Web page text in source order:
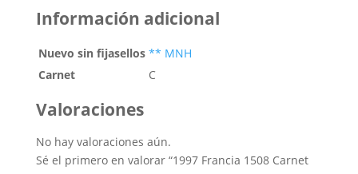
Información adicional
Nuevo sin fijasellos ** MNH
Carnet
C
Valoraciones
No hay valoraciones aún.
Sé el primero en valorar “1997 Francia 1508 Carnet